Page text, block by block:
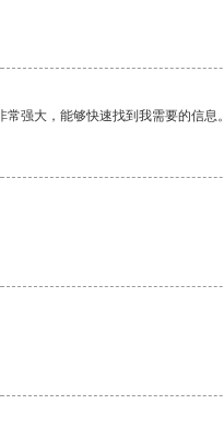
强大，能够快速找到我需要的信息。